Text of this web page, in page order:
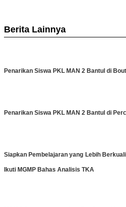
Berita Lainnya
Penarikan Siswa PKL MAN 2 Bantul di
Penarikan Siswa PKL MAN 2 Bantul di
Siapkan Pembelajaran yang Lebih
Ikuti MGMP Bahas Analisis TKA